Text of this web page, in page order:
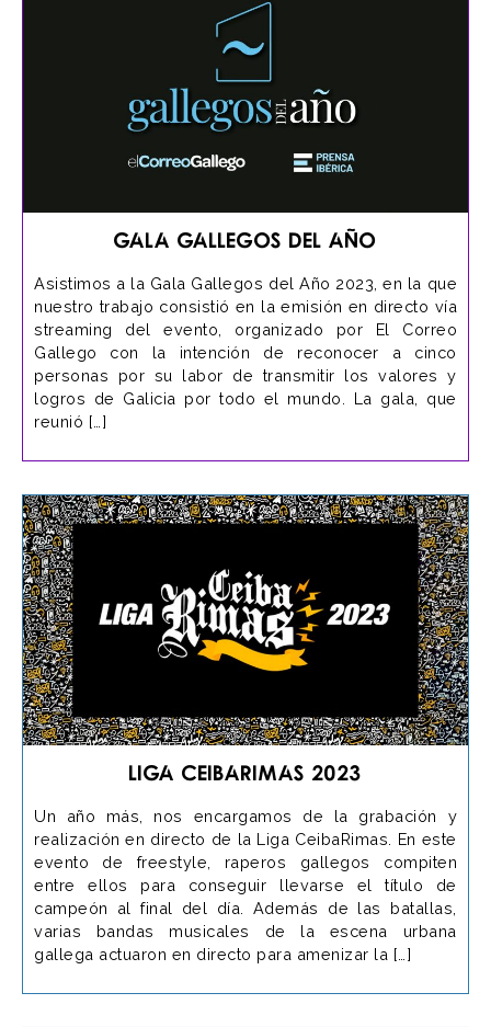
Gala Gallegos del Año
Asistimos a la Gala Gallegos del Año 2023, en la que
nuestro trabajo consistió en la emisión en directo vía
streaming del evento, organizado por El Correo
Gallego con la intención de reconocer a cinco
personas por su labor de transmitir los valores y
logros de Galicia por todo el mundo. La gala, que
reunió […]
Liga CeibaRimas 2023
Un año más, nos encargamos de la grabación y
realización en directo de la Liga CeibaRimas. En este
evento de freestyle, raperos gallegos compiten
entre ellos para conseguir llevarse el título de
campeón al final del día. Además de las batallas,
varias bandas musicales de la escena urbana
gallega actuaron en directo para amenizar la […]